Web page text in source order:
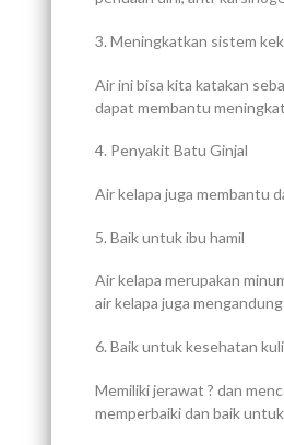
3. Meningkatkan sistem
Air ini bisa kita katakan
dapat membantu
4. Penyakit Batu Ginjal
Air kelapa juga membantu
5. Baik untuk ibu hamil
Air kelapa merupakan
air kelapa juga
6. Baik untuk kesehatan
Memiliki jerawat ? dan
memperbaiki dan baik